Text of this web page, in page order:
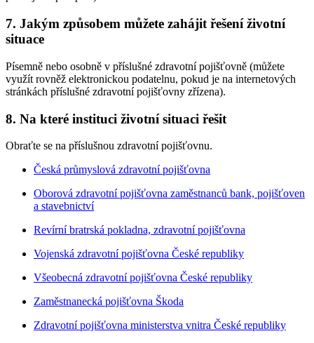
7. Jakým způsobem můžete zahájit řešení životní
situace
Písemně nebo osobně v příslušné zdravotní pojišťovně (můžete
využít rovněž elektronickou podatelnu, pokud je na internetových
stránkách příslušné zdravotní pojišťovny zřízena).
8. Na které instituci životní situaci řešit
Obraťte se na příslušnou zdravotní pojišťovnu.
Česká průmyslová zdravotní pojišťovna
Oborová zdravotní pojišťovna zaměstnanců bank, pojišťoven
a stavebnictví
Revírní bratrská pokladna, zdravotní pojišťovna
Vojenská zdravotní pojišťovna České republiky
Všeobecná zdravotní pojišťovna České republiky
Zaměstnanecká pojišťovna Škoda
Zdravotní pojišťovna ministerstva vnitra České republiky